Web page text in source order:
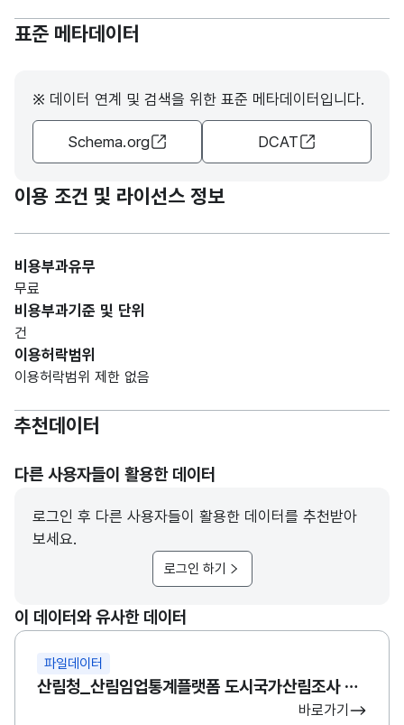
표준 메타데이터
※ 데이터 연계 및 검색을 위한 표준 메타데이터입니다.
Schema.org DCAT
이용 조건 및 라이선스 정보
비용부과유무
무료
비용부과기준 및 단위
건
이용허락범위
이용허락범위 제한 없음
추천데이터
다른 사용자들이 활용한 데이터
로그인 후 다른 사용자들이 활용한 데이터를 추천받아
보세요.
로그인 하기
이 데이터와 유사한 데이터
파일데이터
산림청_산림임업통계플랫폼 도시국가산림조사 통계정보(일반토지현황조사)
바로가기